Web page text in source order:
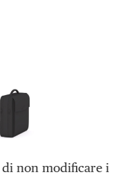
di non modificare i